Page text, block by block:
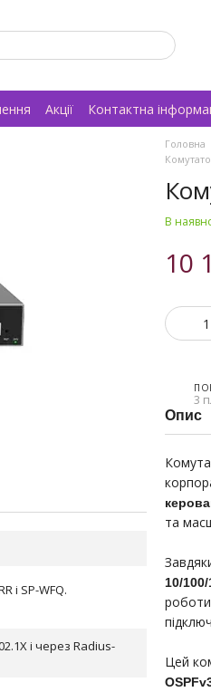
Акції Контактна
і SP-WFQ.
і через Radius-
Головна
В
10
3
Опис
та
10/
Цей